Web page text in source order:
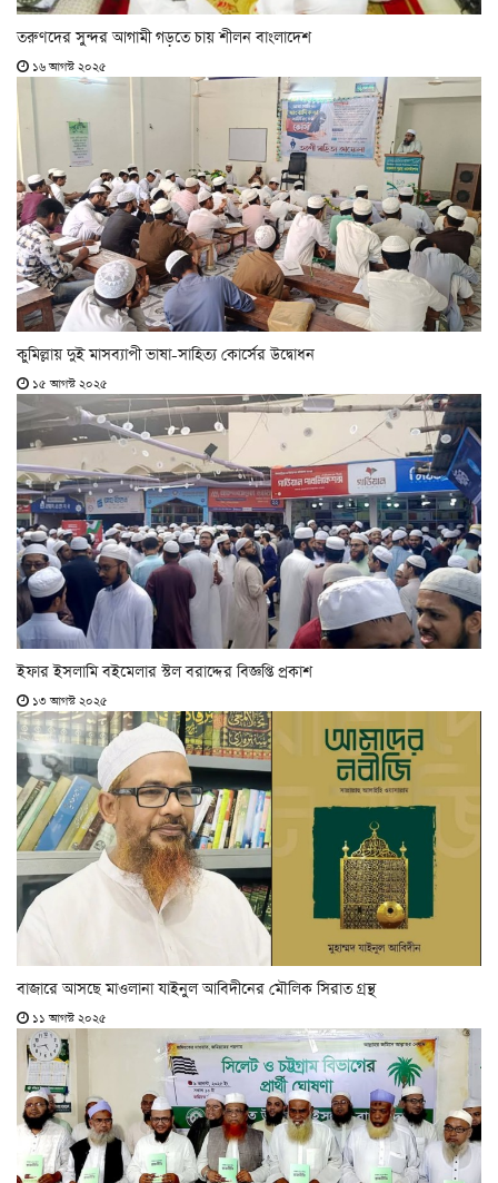
তরুণদের সুন্দর আগামী গড়তে চায় শীলন বাংলাদেশ
১৬ আগস্ট ২০২৫
কুমিল্লায় দুই মাসব্যাপী ভাষা-সাহিত্য কোর্সের উদ্বোধন
১৫ আগস্ট ২০২৫
ইফার ইসলামি বইমেলার স্টল বরাদ্দের বিজ্ঞপ্তি প্রকাশ
১৩ আগস্ট ২০২৫
বাজারে আসছে মাওলানা যাইনুল আবিদীনের মৌলিক সিরাত গ্রন্থ
১১ আগস্ট ২০২৫